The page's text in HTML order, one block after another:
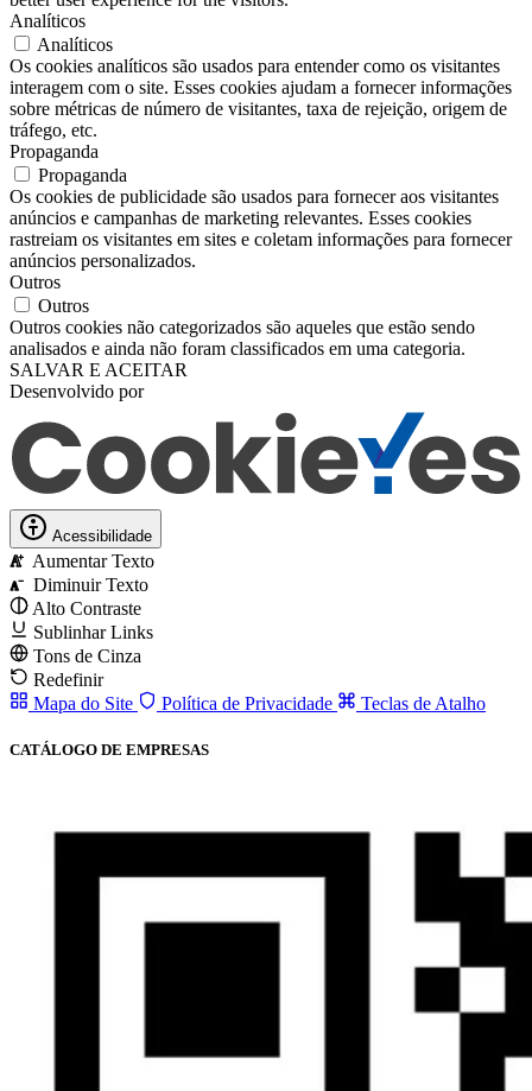
Analíticos
Analíticos
Os cookies analíticos são usados ​​para entender como os visitantes
interagem com o site. Esses cookies ajudam a fornecer informações
sobre métricas de número de visitantes, taxa de rejeição, origem de
tráfego, etc.
Propaganda
Propaganda
Os cookies de publicidade são usados ​​para fornecer aos visitantes
anúncios e campanhas de marketing relevantes. Esses cookies
rastreiam os visitantes em sites e coletam informações para fornecer
anúncios personalizados.
Outros
Outros
Outros cookies não categorizados são aqueles que estão sendo
analisados ​​e ainda não foram classificados em uma categoria.
SALVAR E ACEITAR
Desenvolvido por
Acessibilidade
A Aumentar Texto
A
Diminuir Texto
Alto Contraste
Sublinhar Links
Tons de Cinza
Redefinir
Mapa do Site
Política de Privacidade Teclas de Atalho
CATÁLOGO DE EMPRESAS